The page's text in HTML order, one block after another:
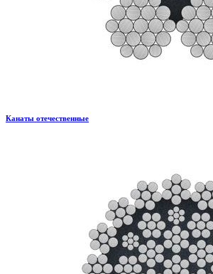
Канаты отечественные